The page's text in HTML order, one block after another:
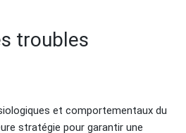
troubles
et comportementaux du
stratégie pour garantir une